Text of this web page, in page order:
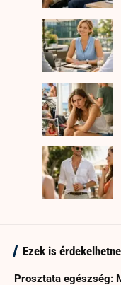
Ezek is
Prosztata egészség: